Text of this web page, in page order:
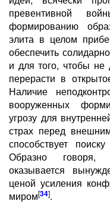
превентивной
формированию
элита в целом
обеспечить
и для того, чтобы не
перерасти в
Наличие
вооруженных
угрозу для
страх перед
способствует
Образно говоря,
оказывается
ценой усиления
миром[34].